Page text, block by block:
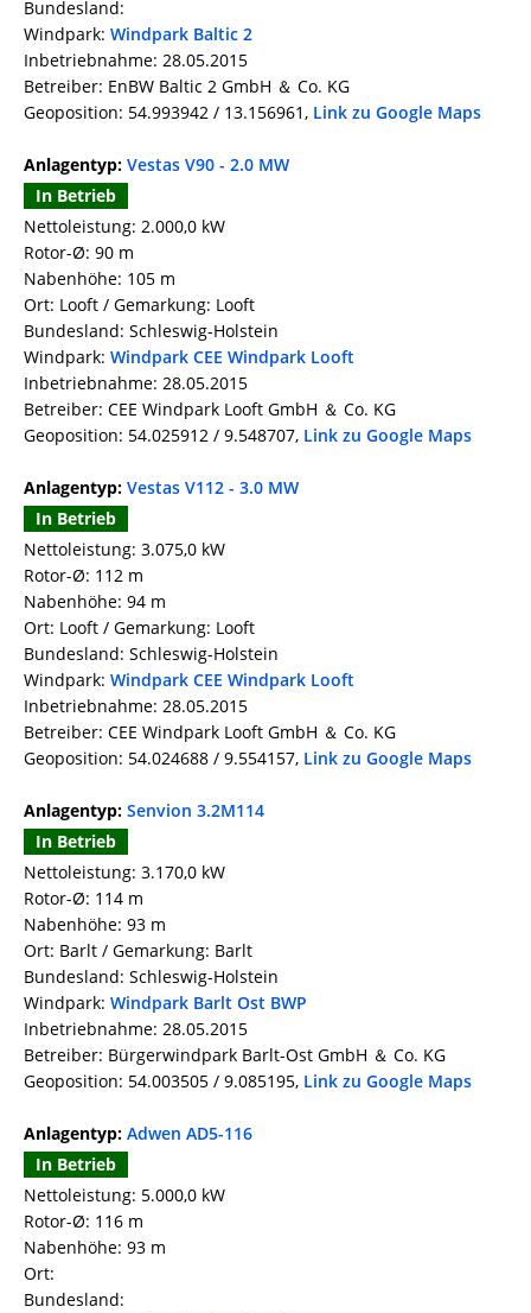
Bundesland:
Windpark: Windpark Baltic 2
Inbetriebnahme: 28.05.2015
Betreiber: EnBW Baltic 2 GmbH ＆ Co. KG
Geoposition: 54.993942 / 13.156961, Link zu Google Maps
Anlagentyp: Vestas V90 - 2.0 MW
In Betrieb
Nettoleistung: 2.000,0 kW
Rotor-Ø: 90 m
Nabenhöhe: 105 m
Ort: Looft / Gemarkung: Looft
Bundesland: Schleswig-Holstein
Windpark: Windpark CEE Windpark Looft
Inbetriebnahme: 28.05.2015
Betreiber: CEE Windpark Looft GmbH ＆ Co. KG
Geoposition: 54.025912 / 9.548707, Link zu Google Maps
Anlagentyp: Vestas V112 - 3.0 MW
In Betrieb
Nettoleistung: 3.075,0 kW
Rotor-Ø: 112 m
Nabenhöhe: 94 m
Ort: Looft / Gemarkung: Looft
Bundesland: Schleswig-Holstein
Windpark: Windpark CEE Windpark Looft
Inbetriebnahme: 28.05.2015
Betreiber: CEE Windpark Looft GmbH ＆ Co. KG
Geoposition: 54.024688 / 9.554157, Link zu Google Maps
Anlagentyp: Senvion 3.2M114
In Betrieb
Nettoleistung: 3.170,0 kW
Rotor-Ø: 114 m
Nabenhöhe: 93 m
Ort: Barlt / Gemarkung: Barlt
Bundesland: Schleswig-Holstein
Windpark: Windpark Barlt Ost BWP
Inbetriebnahme: 28.05.2015
Betreiber: Bürgerwindpark Barlt-Ost GmbH ＆ Co. KG
Geoposition: 54.003505 / 9.085195, Link zu Google Maps
Anlagentyp: Adwen AD5-116
In Betrieb
Nettoleistung: 5.000,0 kW
Rotor-Ø: 116 m
Nabenhöhe: 93 m
Ort:
Bundesland: